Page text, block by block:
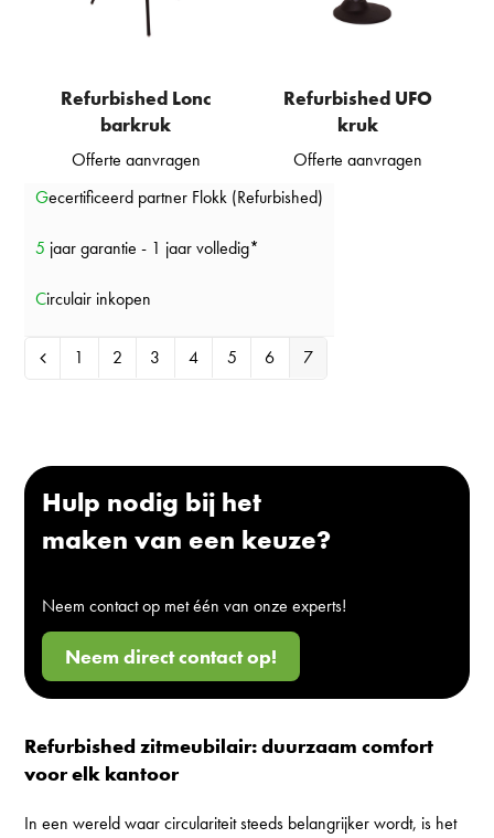
Refurbished Lonc
barkruk
Offerte aanvragen
Refurbished UFO
kruk
Offerte aanvragen
Gecertificeerd partner Flokk (Refurbished)
5 jaar garantie - 1 jaar volledig*
Circulair inkopen
1 2 3 4 5 6 7
Hulp nodig bij het
maken van een keuze?
Neem contact op met één van onze experts!
Neem direct contact op!
Refurbished zitmeubilair: duurzaam comfort
voor elk kantoor
In een wereld waar circulariteit steeds belangrijker wordt, is het